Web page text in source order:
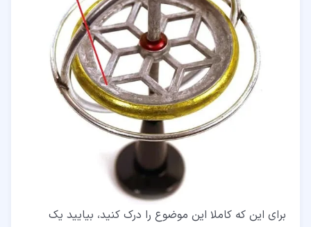
برای این که کاملا این موضوع را درک کنید، بیایید یک